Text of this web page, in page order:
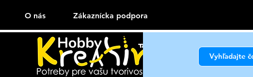
O nás Zákaznícka podpora